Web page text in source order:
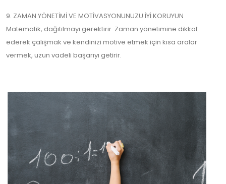
9. ZAMAN YÖNETİMİ VE MOTİVASYONUNUZU İYİ KORUYUN
Matematik, dağıtılmayı gerektirir. Zaman yönetimine dikkat
ederek çalışmak ve kendinizi motive etmek için kısa aralar
vermek, uzun vadeli başarıyı getirir.